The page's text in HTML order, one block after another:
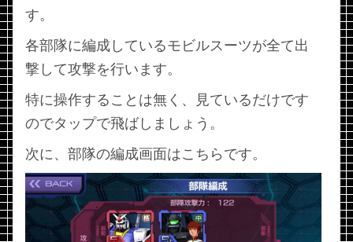
す。
各部隊に編成しているモビルスーツが全て出
撃して攻撃を行います。
特に操作することは無く、見ているだけです
のでタップで飛ばしましょう。
次に、部隊の編成画面はこちらです。